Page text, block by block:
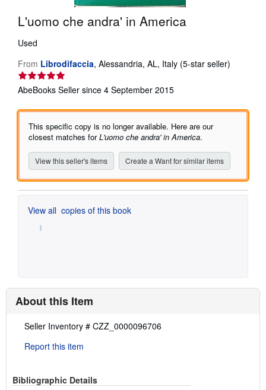
Help
L'uomo che andra' in America
Used
From Librodifaccia, Alessandria, AL, Italy (5-star seller)
of
AbeBooks Seller since 4 September 2015
This specific copy is no longer available. Here are our
closest matches forL'uomo che andra' in America.
View this seller's items Create a Want for similar items
View all copies of this book
About this Item
Description:
Seller Inventory # CZZ_0000096706
Report this item
Bibliographic Details